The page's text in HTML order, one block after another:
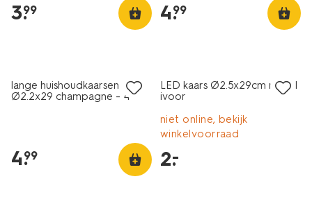
3.
99 4.
99
lange huishoudkaarsen
Ø2.2x29 champagne - 4
4.
99
LED kaars Ø2.5x29cm ribbel
ivoor
niet online, bekijk
winkelvoorraad
2.
–